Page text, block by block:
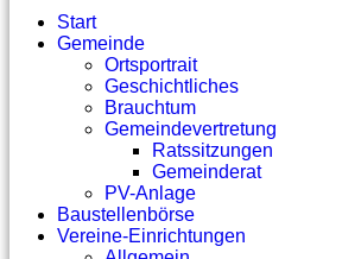
Start
Gemeinde
Ortsportrait
Geschichtliches
Brauchtum
Gemeindevertretung
Ratssitzungen
Gemeinderat
PV-Anlage
Baustellenbörse
Vereine-Einrichtungen